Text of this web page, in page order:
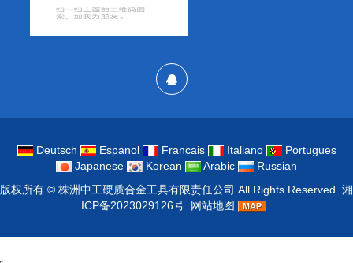
Deutsch Espanol Francais Italiano
Portugues
Japanese
Korean Arabic
Russian
版权所有 © 株洲中工硬质合金工具有限责任公司 All Rights Reserved. 湘
ICP备2023029126号 网站地图